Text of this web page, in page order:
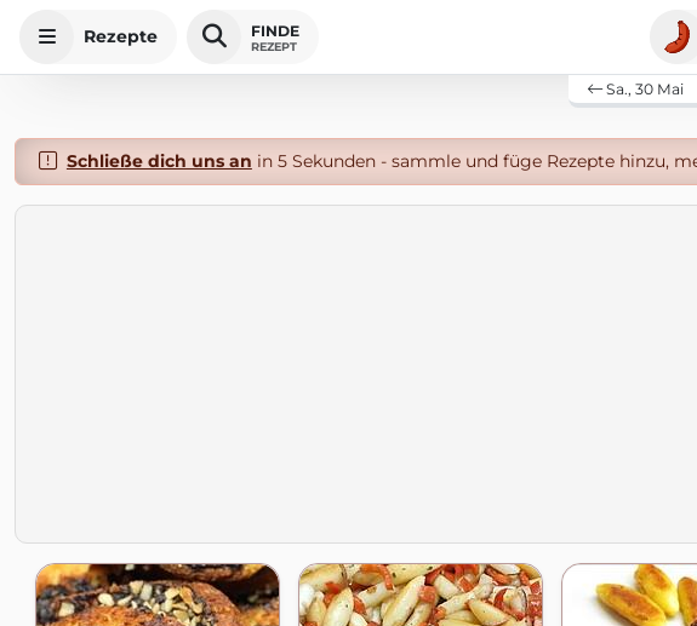
Rezepte FINDE
REZEPT
Sa., 30 Mai
Schließe dich uns an in 5 Sekunden - sammle und füge Rezepte hinzu,